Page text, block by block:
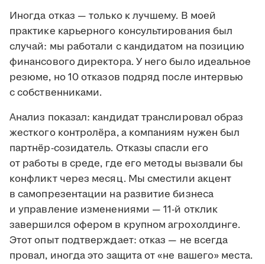
Иногда отказ — только к лучшему. В моей
практике карьерного консультирования был
случай: мы работали с кандидатом на позицию
финансового директора. У него было идеальное
резюме, но 10 отказов подряд после интервью
с собственниками.
Анализ показал: кандидат транслировал образ
жесткого контролёра, а компаниям нужен был
партнёр-созидатель. Отказы спасли его
от работы в среде, где его методы вызвали бы
конфликт через месяц. Мы сместили акцент
в самопрезентации на развитие бизнеса
и управление изменениями — 11-й отклик
завершился офером в крупном агрохолдинге.
Этот опыт подтверждает: отказ — не всегда
провал, иногда это защита от «не вашего» места.